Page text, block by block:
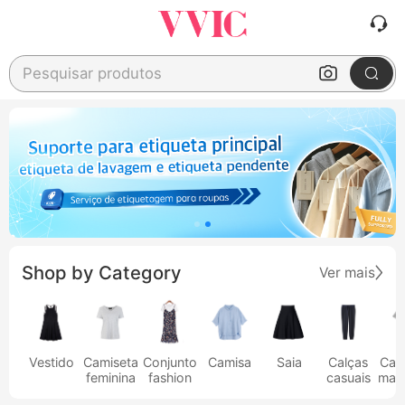
Pesquisar produtos
Shop by Category Ver mais
Vestido
Camiseta
feminina
Conjunto
fashion
Camisa Saia
Calças
casuais